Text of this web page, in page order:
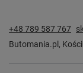
+48 789 587 767
Butomania.pl ,